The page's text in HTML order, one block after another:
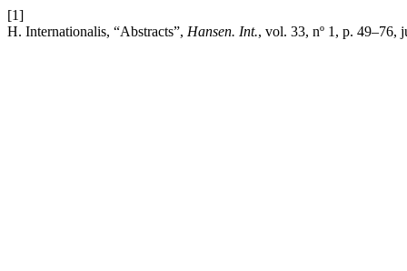
[1]
H. Internationalis, “Abstracts”, Hansen. Int., vol. 33, nº 1, p. 49–76,